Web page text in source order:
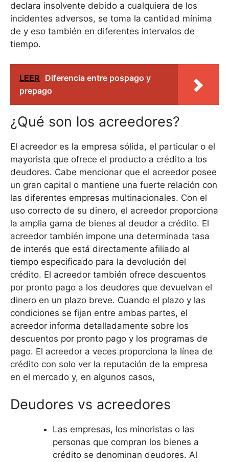
declara insolvente debido a cualquiera de los
incidentes adversos, se toma la cantidad mínima
de y eso también en diferentes intervalos de
tiempo.
LEER Diferencia entre pospago y
prepago
¿Qué son los acreedores?
El acreedor es la empresa sólida, el particular o el
mayorista que ofrece el producto a crédito a los
deudores. Cabe mencionar que el acreedor posee
un gran capital o mantiene una fuerte relación con
las diferentes empresas multinacionales. Con el
uso correcto de su dinero, el acreedor proporciona
la amplia gama de bienes al deudor a crédito. El
acreedor también impone una determinada tasa
de interés que está directamente afiliado al
tiempo especificado para la devolución del
crédito. El acreedor también ofrece descuentos
por pronto pago a los deudores que devuelvan el
dinero en un plazo breve. Cuando el plazo y las
condiciones se fijan entre ambas partes, el
acreedor informa detalladamente sobre los
descuentos por pronto pago y los programas de
pago. El acreedor a veces proporciona la línea de
crédito con solo ver la reputación de la empresa
en el mercado y, en algunos casos,
Deudores vs acreedores
Las empresas, los minoristas o las
personas que compran los bienes a
crédito se denominan deudores. Al